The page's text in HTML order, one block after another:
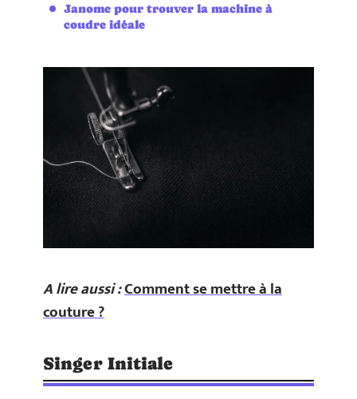
Janome pour trouver la machine à
coudre idéale
A lire aussi :Comment se mettre à la
couture ?
Singer Initiale